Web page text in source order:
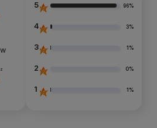
5 96%
4 3%
3 1%
2 0%
1 1%